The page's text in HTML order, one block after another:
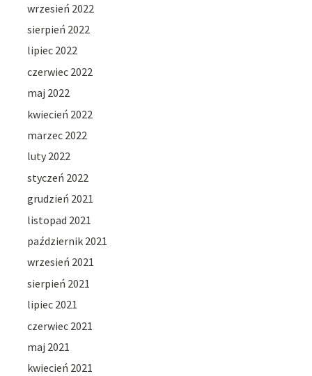
wrzesień 2022
sierpień 2022
lipiec 2022
czerwiec 2022
maj 2022
kwiecień 2022
marzec 2022
luty 2022
styczeń 2022
grudzień 2021
listopad 2021
październik 2021
wrzesień 2021
sierpień 2021
lipiec 2021
czerwiec 2021
maj 2021
kwiecień 2021